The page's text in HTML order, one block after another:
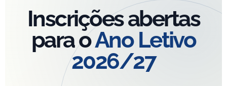
Inscrições abertas
para oAno Letivo
2026/27